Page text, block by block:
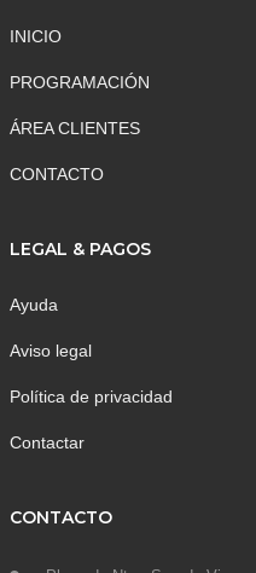
INICIO
PROGRAMACIÓN
ÁREA CLIENTES
CONTACTO
LEGAL & PAGOS
Ayuda
Aviso legal
Política de privacidad
Contactar
CONTACTO